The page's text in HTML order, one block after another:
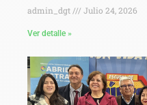
admin_dgt Julio 24, 2026
Ver detalle »